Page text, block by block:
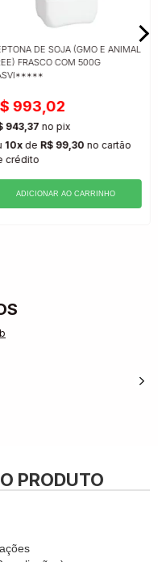
DE SOJA (GMO E ANIMAL
FRASCO COM 500G
993,02
943,37 no pix
10xde R$ 99,30 no cartão
crédito
ADICIONAR AO CARRINHO
PRODUTO